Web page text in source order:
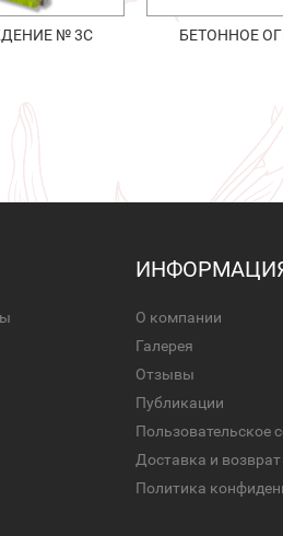
№ 3С БЕТОННОЕ
О компании
Галерея
Отзывы
Публикации
Пользовательское
Доставка и возврат
Политика